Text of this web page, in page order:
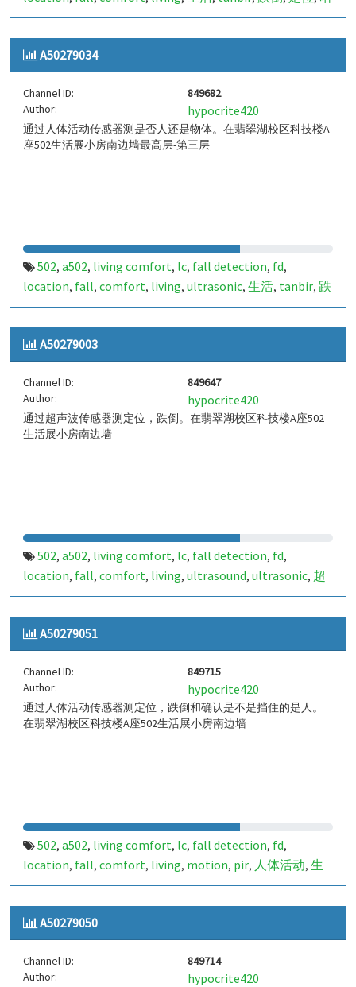
山,室内定位,室内,indoor,indoor living comfort,ilc,
indoor living quality,ilq,849681,a50279033,pir,人体活
动 A50279034
Channel ID:
849682
Author:
hypocrite420
通过人体活动传感器测是否人还是物体。在翡翠湖校区科技楼A
座502生活展小房南边墙最高层-第三层
502, a502, living comfort, lc, fall detection, fd,
location, fall, comfort, living, ultrasonic, 生活, tanbir, 跌
倒,定位,哈山,室内定位,室内,indoor,indoor living
comfort,ilc,indoor living quality,ilq,849682,a50279034,
pir,人体活动
A50279003
Channel ID:
849647
Author:
hypocrite420
通过超声波传感器测定位，跌倒。在翡翠湖校区科技楼A座502
生活展小房南边墙
502, a502, living comfort, lc, fall detection, fd,
location, fall, comfort, living, ultrasound, ultrasonic, 超
声波,生活,tanbir,跌倒,定位,哈山,室内定位,室内,
indoor,indoor living comfort,ilc,indoor living quality,
ilq,chid
A50279051
Channel ID:
849715
Author:
hypocrite420
通过人体活动传感器测定位，跌倒和确认是不是挡住的是人。
在翡翠湖校区科技楼A座502生活展小房南边墙
502, a502, living comfort, lc, fall detection, fd,
location, fall, comfort, living, motion, pir, 人体活动, 生
活,tanbir,跌倒,定位,哈山,室内定位,室内,indoor,
indoor living comfort,ilc,indoor living quality,ilq,
a50279051,849715
A50279050
Channel ID:
849714
Author:
hypocrite420